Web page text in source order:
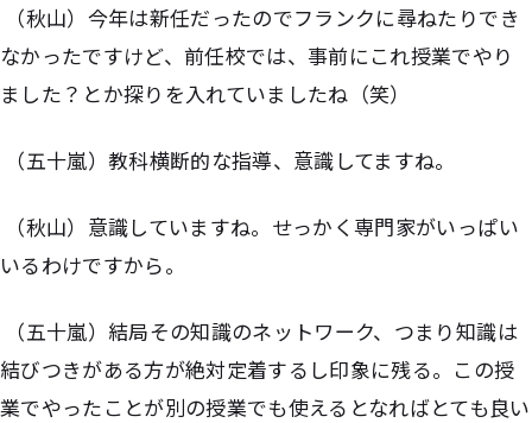
（秋山）今年は新任だったのでフランクに尋ねたりでき
なかったですけど、前任校では、事前にこれ授業でやり
ました？とか探りを入れていましたね（笑）
（五十嵐）教科横断的な指導、意識してますね。
（秋山）意識していますね。せっかく専門家がいっぱい
いるわけですから。
（五十嵐）結局その知識のネットワーク、つまり知識は
結びつきがある方が絶対定着するし印象に残る。この授
業でやったことが別の授業でも使えるとなればとても良い